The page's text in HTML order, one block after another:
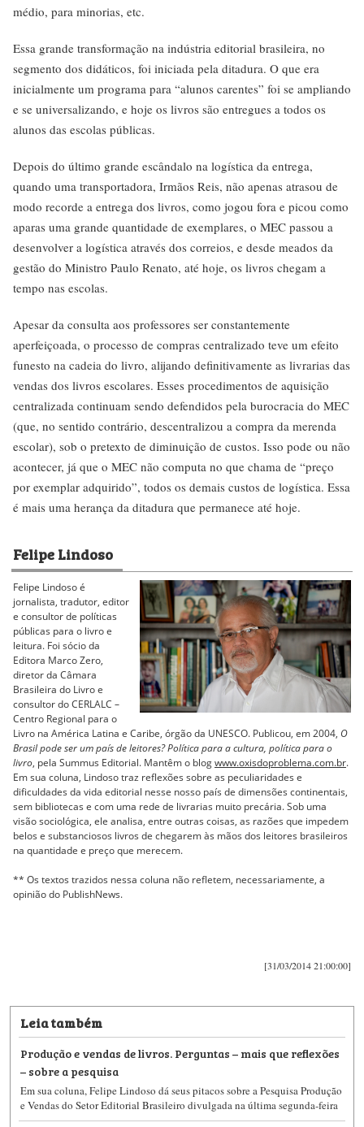
médio, para minorias, etc.
Essa grande transformação na indústria editorial brasileira, no
segmento dos didáticos, foi iniciada pela ditadura. O que era
inicialmente um programa para “alunos carentes” foi se ampliando
e se universalizando, e hoje os livros são entregues a todos os
alunos das escolas públicas.
Depois do último grande escândalo na logística da entrega,
quando uma transportadora, Irmãos Reis, não apenas atrasou de
modo recorde a entrega dos livros, como jogou fora e picou como
aparas uma grande quantidade de exemplares, o MEC passou a
desenvolver a logística através dos correios, e desde meados da
gestão do Ministro Paulo Renato, até hoje, os livros chegam a
tempo nas escolas.
Apesar da consulta aos professores ser constantemente
aperfeiçoada, o processo de compras centralizado teve um efeito
funesto na cadeia do livro, alijando definitivamente as livrarias das
vendas dos livros escolares. Esses procedimentos de aquisição
centralizada continuam sendo defendidos pela burocracia do MEC
(que, no sentido contrário, descentralizou a compra da merenda
escolar), sob o pretexto de diminuição de custos. Isso pode ou não
acontecer, já que o MEC não computa no que chama de “preço
por exemplar adquirido”, todos os demais custos de logística. Essa
é mais uma herança da ditadura que permanece até hoje.
Felipe Lindoso
Felipe Lindoso é
jornalista, tradutor, editor
e consultor de políticas
públicas para o livro e
leitura. Foi sócio da
Editora Marco Zero,
diretor da Câmara
Brasileira do Livro e
consultor do CERLALC –
Centro Regional para o
Livro na América Latina e Caribe, órgão da UNESCO. Publicou, em 2004, O
Brasil pode ser um país de leitores? Política para a cultura, política para o
livro, pela Summus Editorial. Mantêm o blogwww.oxisdoproblema.com.br.
Em sua coluna, Lindoso traz reflexões sobre as peculiaridades e
dificuldades da vida editorial nesse nosso país de dimensões continentais,
sem bibliotecas e com uma rede de livrarias muito precária. Sob uma
visão sociológica, ele analisa, entre outras coisas, as razões que impedem
belos e substanciosos livros de chegarem às mãos dos leitores brasileiros
na quantidade e preço que merecem.
** Os textos trazidos nessa coluna não refletem, necessariamente, a
opinião do PublishNews.
[31/03/2014 21:00:00]
Leia também
Produção e vendas de livros. Perguntas – mais que reflexões
– sobre a pesquisa
Em sua coluna, Felipe Lindoso dá seus pitacos sobre a Pesquisa Produção
e Vendas do Setor Editorial Brasileiro divulgada na última segunda-feira